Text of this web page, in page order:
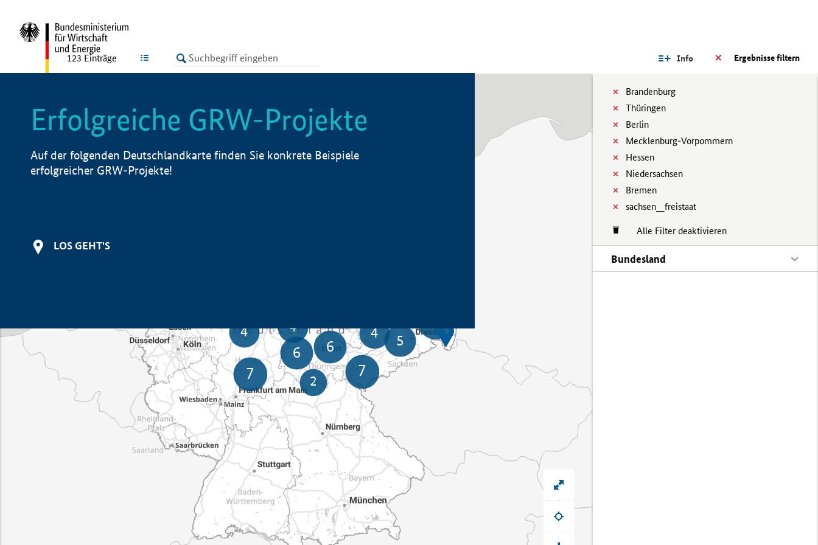
LISTE Ergebnisse filtern
Info
Brandenburg
Thüringen
Berlin
Mecklenburg-Vorpommern
Hessen
Niedersachsen
Bremen
sachsen__freistaat
Alle Filter deaktivieren
Bundesland
123 Einträge
Erfolgreiche GRW-Projekte
Auf der folgenden Deutschlandkarte finden Sie konkrete Beispiele
erfolgreicher GRW-Projekte!
LOS GEHT'S